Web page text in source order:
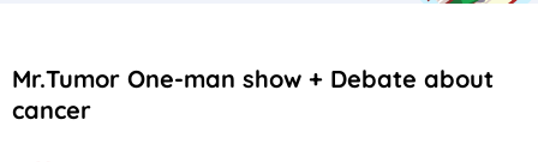
Mr.Tumor One-man show + Debate about
cancer